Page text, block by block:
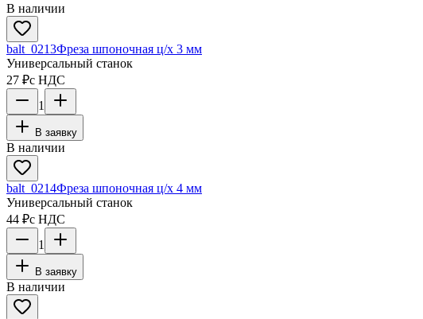
В наличии
balt_0213Фреза шпоночная ц/х 3 мм
Универсальный станок
27 ₽с НДС
1
В заявку
В наличии
balt_0214Фреза шпоночная ц/х 4 мм
Универсальный станок
44 ₽с НДС
1
В заявку
В наличии